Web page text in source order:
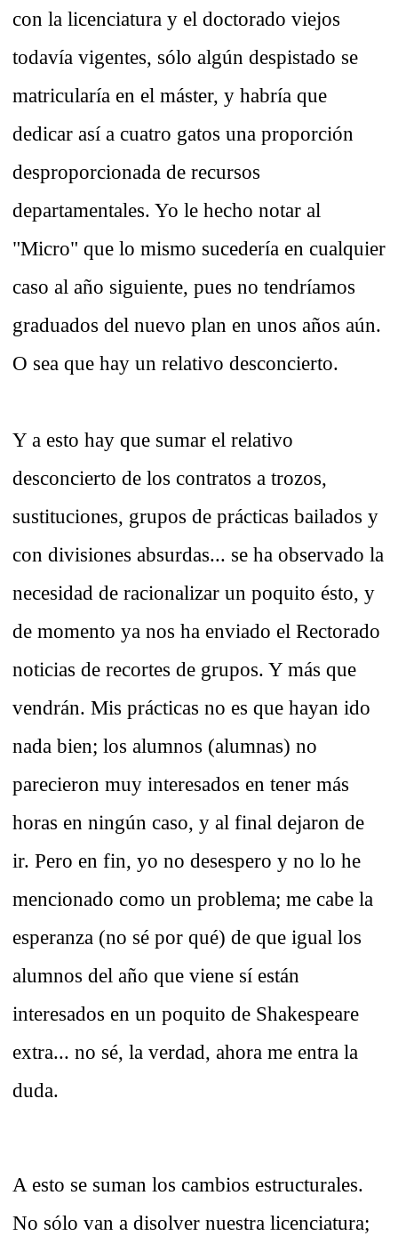
con la licenciatura y el doctorado viejos
todavía vigentes, sólo algún despistado se
matricularía en el máster, y habría que
dedicar así a cuatro gatos una proporción
desproporcionada de recursos
departamentales. Yo le hecho notar al
"Micro" que lo mismo sucedería en cualquier
caso al año siguiente, pues no tendríamos
graduados del nuevo plan en unos años aún.
O sea que hay un relativo desconcierto.
Y a esto hay que sumar el relativo
desconcierto de los contratos a trozos,
sustituciones, grupos de prácticas bailados y
con divisiones absurdas... se ha observado la
necesidad de racionalizar un poquito ésto, y
de momento ya nos ha enviado el Rectorado
noticias de recortes de grupos. Y más que
vendrán. Mis prácticas no es que hayan ido
nada bien; los alumnos (alumnas) no
parecieron muy interesados en tener más
horas en ningún caso, y al final dejaron de
ir. Pero en fin, yo no desespero y no lo he
mencionado como un problema; me cabe la
esperanza (no sé por qué) de que igual los
alumnos del año que viene sí están
interesados en un poquito de Shakespeare
extra... no sé, la verdad, ahora me entra la
duda.
A esto se suman los cambios estructurales.
No sólo van a disolver nuestra licenciatura;